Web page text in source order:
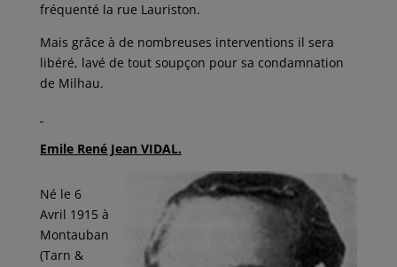
fréquenté la rue Lauriston.
Mais grâce à de nombreuses interventions il sera
libéré, lavé de tout soupçon pour sa condamnation
de Milhau.
Emile René Jean VIDAL.
Né le 6
Avril 1915 à
Montauban
(Tarn &